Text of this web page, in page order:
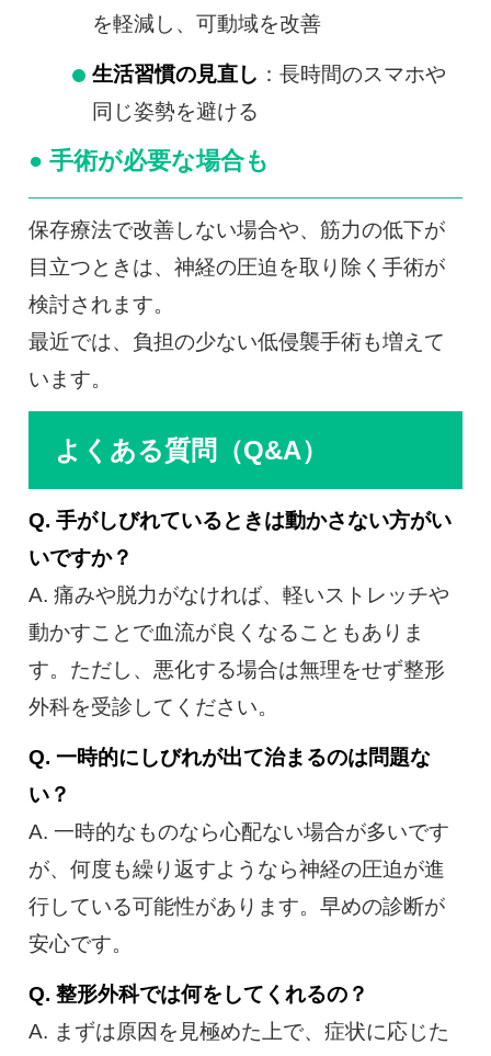
を軽減し、可動域を改善
生活習慣の見直し ：長時間のスマホや
同じ姿勢を避ける
● 手術が必要な場合も
保存療法で改善しない場合や、筋力の低下が
目立つときは、神経の圧迫を取り除く手術が
検討されます。
最近では、負担の少ない低侵襲手術も増えて
います。
よくある質問（Q&A）
Q. 手がしびれているときは動かさない方がい
いですか？
A. 痛みや脱力がなければ、軽いストレッチや
動かすことで血流が良くなることもありま
す。ただし、悪化する場合は無理をせず整形
外科を受診してください。
Q. 一時的にしびれが出て治まるのは問題な
い？
A. 一時的なものなら心配ない場合が多いです
が、何度も繰り返すようなら神経の圧迫が進
行している可能性があります。早めの診断が
安心です。
Q. 整形外科では何をしてくれるの？
A. まずは原因を見極めた上で、症状に応じた